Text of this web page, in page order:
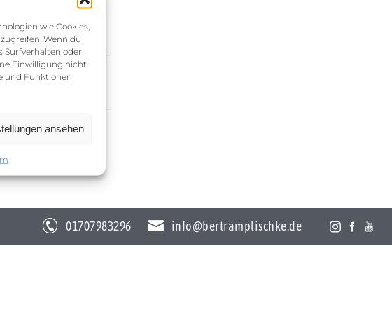
wie Cookies,
Wenn du
Surfverhalten oder
Einwilligung nicht
und Funktionen
ansehen
01707983296 info@bertramplischke.de